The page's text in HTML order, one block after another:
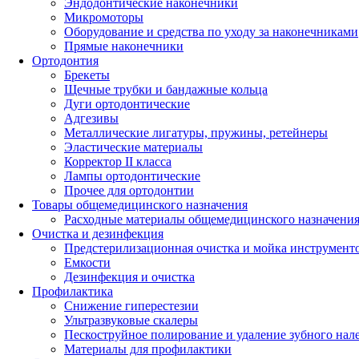
Микромоторы
Оборудование и средства по уходу за наконечниками
Прямые наконечники
Ортодонтия
Брекеты
Щечные трубки и бандажные кольца
Дуги ортодонтические
Адгезивы
Металлические лигатуры, пружины, ретейнеры
Эластические материалы
Корректор II класса
Лампы ортодонтические
Прочее для ортодонтии
Товары общемедицинского назначения
Расходные материалы общемедицинского назначения
Очистка и дезинфекция
Предстерилизационная очистка и мойка
Емкости
Дезинфекция и очистка
Профилактика
Снижение гиперестезии
Ультразвуковые скалеры
Пескоструйное полирование и удаление зубного
Материалы для профилактики